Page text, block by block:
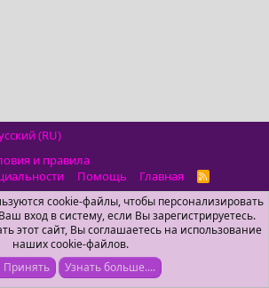
(RU)
и правила
Помощь Главная
R
S
cookie-файлы, чтобы персонализировать
вход в систему, если Вы зарегистрируетесь.
этот сайт, Вы соглашаетесь на использование
наших cookie-файлов.
Принять
Узнать больше....